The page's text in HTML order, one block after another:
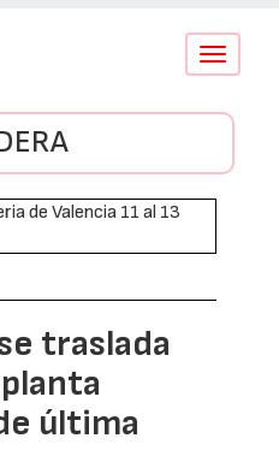
Conmutar
traslada
última